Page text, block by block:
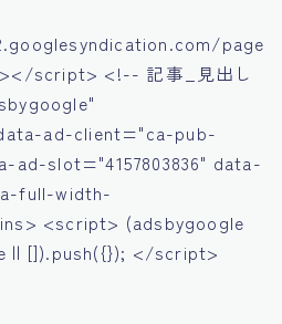
page
script> <!-- 記事_見出し
ad-client="ca-pub-
ad-slot="4157803836" data-
full-width-
<script> (adsbygoogle
|| []).push({}); </script>